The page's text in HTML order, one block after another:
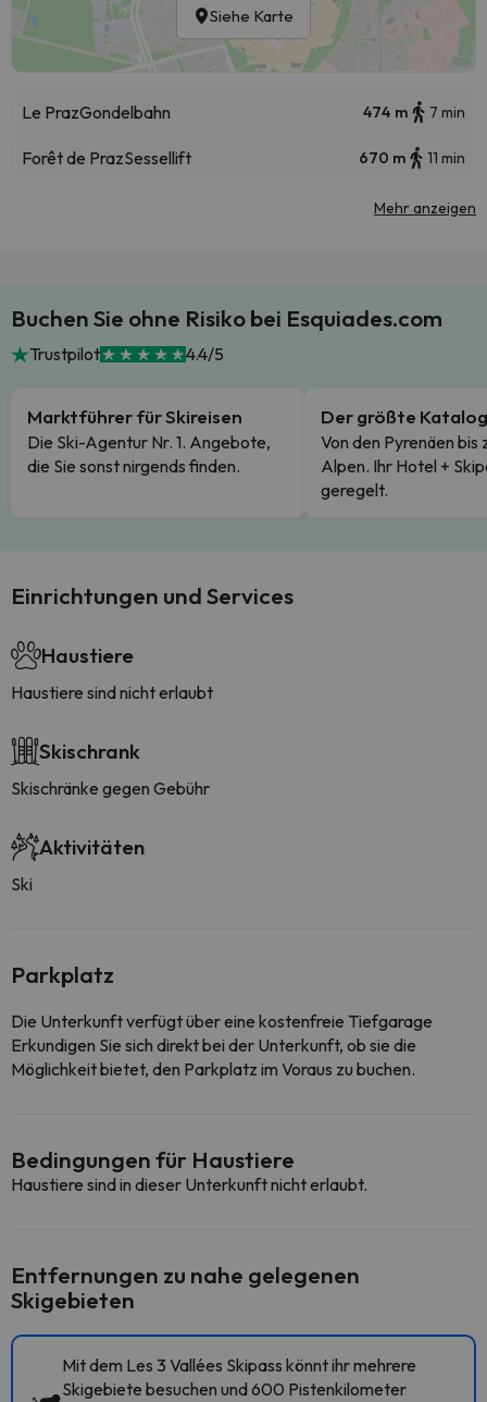
Siehe Karte
Le PrazGondelbahn 474 m 7 min
Forêt de PrazSessellift 670 m 11 min
Mehr anzeigen
Buchen Sie ohne Risiko bei Esquiades.com
Trustpilot 4.4/5
Marktführer für Skireisen
Die Ski-Agentur Nr. 1. Angebote,
die Sie sonst nirgends finden.
Der größte Katalog
Von den Pyrenäen bis
Alpen. Ihr Hotel +
geregelt.
Einrichtungen und Services
Haustiere
Haustiere sind nicht erlaubt
Skischrank
Skischränke gegen Gebühr
Aktivitäten
Ski
Parkplatz
Die Unterkunft verfügt über eine kostenfreie Tiefgarage
Erkundigen Sie sich direkt bei der Unterkunft, ob sie die
Möglichkeit bietet, den Parkplatz im Voraus zu buchen.
Bedingungen für Haustiere
Haustiere sind in dieser Unterkunft nicht erlaubt.
Entfernungen zu nahe gelegenen
Skigebieten
Mit dem Les 3 Vallées Skipass könnt ihr mehrere
Skigebiete besuchen und 600 Pistenkilometer